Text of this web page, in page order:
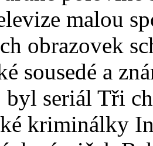
malou
obrazovek
sousedé a
byl seriál Tři
kriminálky